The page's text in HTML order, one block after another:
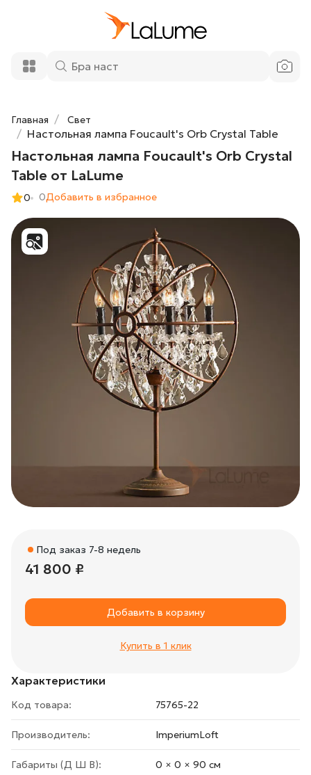
Главная Свет
Настольная лампа Foucault's Orb Crystal Table
Настольная лампа Foucault's Orb Crystal
Table от LaLume
0 0Добавить в избранное
Характеристики
Код товара: 75765-22
Производитель: ImperiumLoft
Габариты (Д Ш В): 0 × 0 × 90 cм
Под заказ 7-8 недель
41 800 ₽
Добавить в корзину
Купить в 1 клик
Table от LaLume